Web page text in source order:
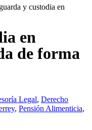
y custodia en
en
de forma
Legal, Derecho
, Pensión Alimenticia,